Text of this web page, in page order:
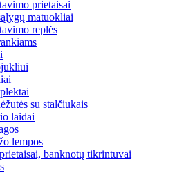
prietaisai
matuokliai
replės
su stalčiukais
laidai
lempos
banknotų tikrintuvai